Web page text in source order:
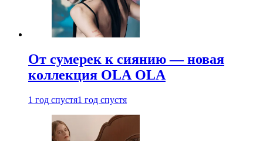
От сумерек к сиянию — новая
коллекция OLA OLA
1 год спустя1 год спустя